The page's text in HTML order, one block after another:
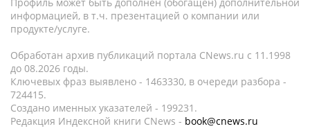
информацией, в т.ч. презентацией о компании или
продукте/услуге.
Обработан архив публикаций портала CNews.ru c 11.1998
до 08.2026 годы.
Ключевых фраз выявлено - 1463330, в очереди разбора -
724415.
Создано именных указателей - 199231.
Редакция Индексной книги CNews - book@cnews.ru